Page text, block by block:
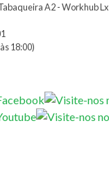
A2 - Workhub Lx
18:00)